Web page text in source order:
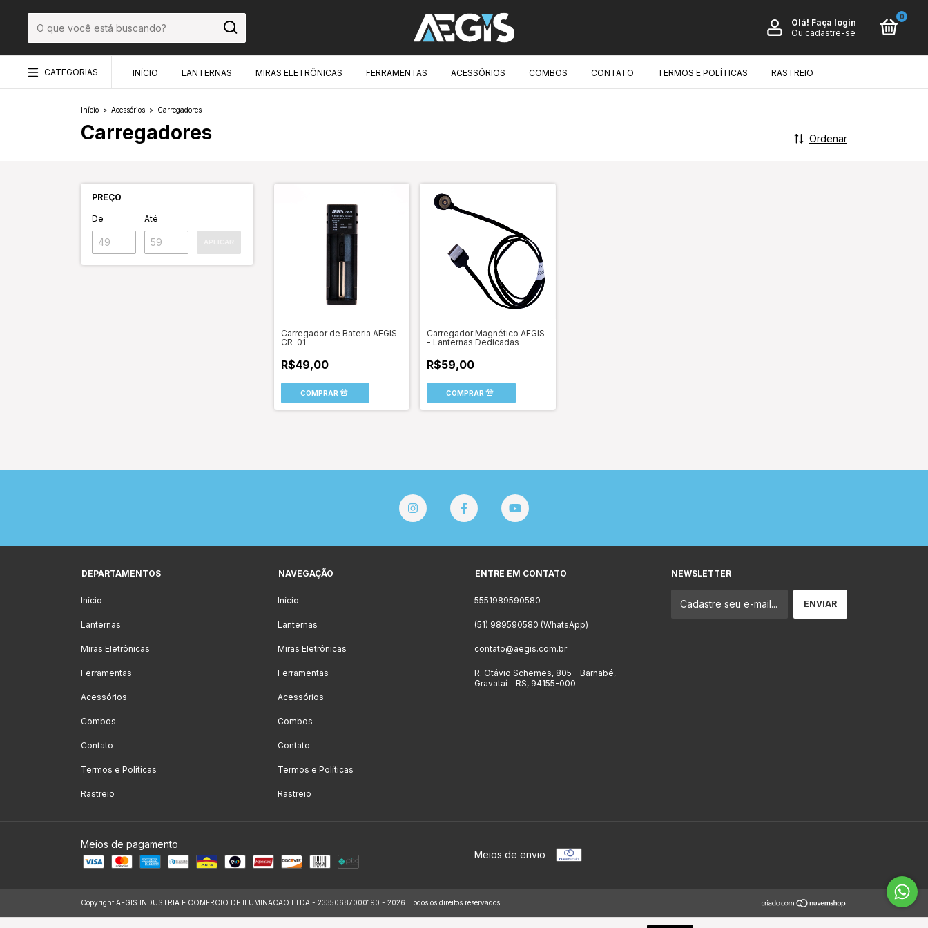
Olá! Faça login
Ou cadastre-se
0
CATEGORIAS INÍCIO LANTERNAS MIRAS ELETRÔNICAS FERRAMENTAS ACESSÓRIOS COMBOS CONTATO TERMOS E POLÍTICAS RASTREIO
Início > Acessórios > Carregadores
Carregadores Ordenar
PREÇO
De Até
Carregador de Bateria AEGIS
CR-01
R$49,00
Carregador Magnético AEGIS
- Lanternas Dedicadas
R$59,00
DEPARTAMENTOS
Início
Lanternas
Miras Eletrônicas
Ferramentas
Acessórios
Combos
Contato
Termos e Políticas
Rastreio
NAVEGAÇÃO
Início
Lanternas
Miras Eletrônicas
Ferramentas
Acessórios
Combos
Contato
Termos e Políticas
Rastreio
ENTRE EM CONTATO
5551989590580
(51) 989590580 (WhatsApp)
contato@aegis.com.br
R. Otávio Schemes, 805 - Barnabé,
Gravataí - RS, 94155-000
NEWSLETTER
Meios de pagamento
Meios de envio
Copyright AEGIS INDUSTRIA E COMERCIO DE ILUMINACAO LTDA - 23350687000190 - 2026. Todos os direitos reservados.